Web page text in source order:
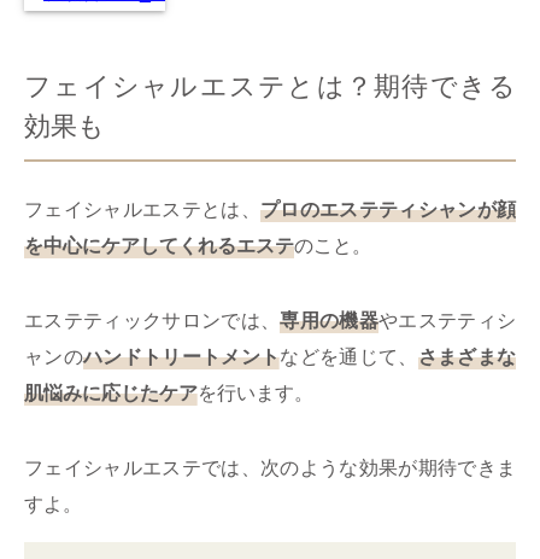
フェイシャルエステとは？期待できる
効果も
フェイシャルエステとは、 プロのエステティシャンが顔
を中心にケアしてくれるエステのこと。
エステティックサロンでは、専用の機器やエステティシ
ャンのハンドトリートメントなどを通じて、 さまざまな
肌悩みに応じたケアを行います。
フェイシャルエステでは、次のような効果が期待できま
すよ。